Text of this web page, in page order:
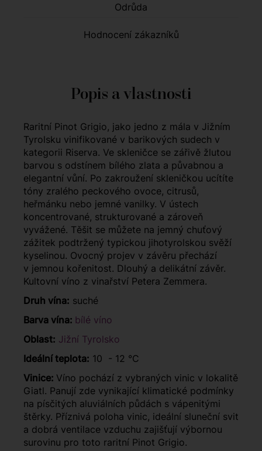
Odrůda
Hodnocení zákazníků
Popis a vlastnosti
Raritní Pinot Grigio, jako jedno z mála v Jižním
Tyrolsku vinifikované v barikových sudech v
kategorii Riserva. Ve skleničce se zářivě žlutou
barvou s odstínem bílého zlata a půvabnou a
elegantní vůní. Po zakroužení skleničkou ucítíte
tóny zralého peckového ovoce, citrusů,
heřmánku nebo jemné vanilky. V ústech
koncentrované, strukturované a zároveň
vyvážené. Těšit se můžete na jemný chuťový
zážitek podtržený typickou jihotyrolskou svěží
kyselinou. Ovocný projev v závěru přechází
v jemnou kořenitost. Dlouhý a delikátní závěr.
Kultovní víno z vinařství Petera Zemmera.
Druh vína: suché
Barva vína: bílé víno
Oblast: Jižní Tyrolsko
Ideální teplota: 10 - 12 °C
Vinice: Víno pochází z vybraných vinic v lokalitě
Giatl. Panují zde vynikající klimatické podmínky
na písčitých aluviálních půdách s vápenitými
štěrky. Příznivá poloha vinic, ideální sluneční svit
a dobrá ventilace vzduchu zajišťují výbornou
surovinu pro toto raritní Pinot Grigio.